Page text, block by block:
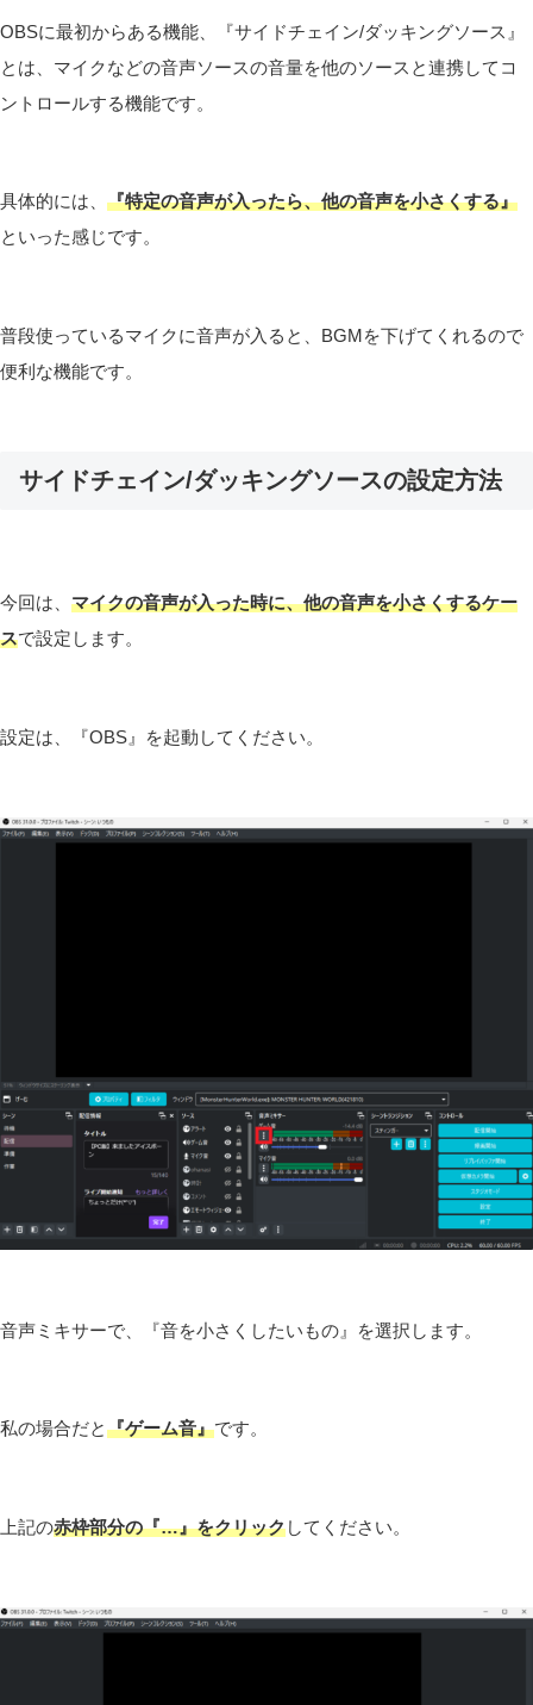
OBSに最初からある機能、『サイドチェイン/ダッキングソース』
とは、マイクなどの音声ソースの音量を他のソースと連携してコ
ントロールする機能です。
具体的には、 『特定の音声が入ったら、他の音声を小さくする』
といった感じです。
普段使っているマイクに音声が入ると、BGMを下げてくれるので
便利な機能です。
サイドチェイン/ダッキングソースの設定方法
今回は、 マイクの音声が入った時に、他の音声を小さくするケー
スで設定します。
設定は、『OBS』を起動してください。
音声ミキサーで、『音を小さくしたいもの』を選択します。
私の場合だと『ゲーム音』です。
上記の赤枠部分の『…』をクリックしてください。